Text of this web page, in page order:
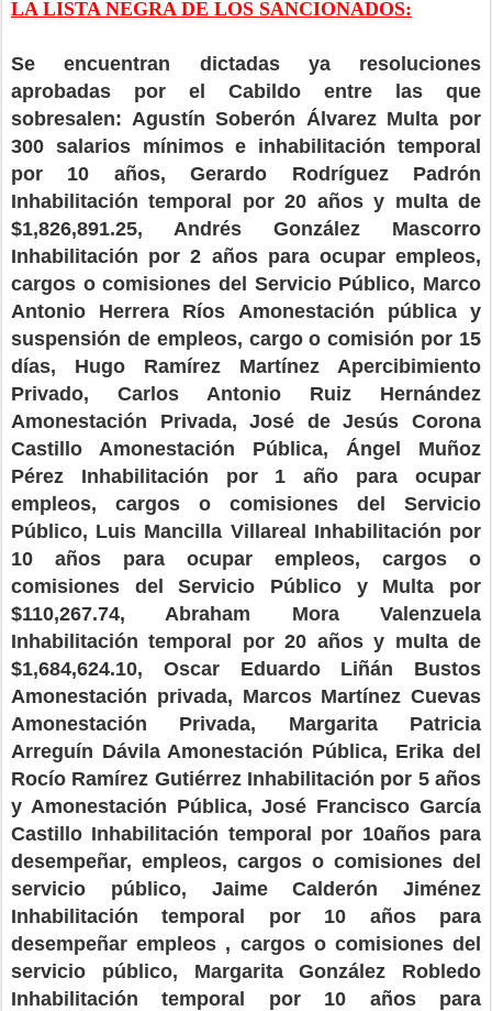
LA LISTA NEGRA DE LOS SANCIONADOS:
Se encuentran dictadas ya resoluciones
aprobadas por el Cabildo entre las que
sobresalen: Agustín Soberón Álvarez Multa por
300 salarios mínimos e inhabilitación temporal
por 10 años, Gerardo Rodríguez Padrón
Inhabilitación temporal por 20 años y multa de
$1,826,891.25, Andrés González Mascorro
Inhabilitación por 2 años para ocupar empleos,
cargos o comisiones del Servicio Público, Marco
Antonio Herrera Ríos Amonestación pública y
suspensión de empleos, cargo o comisión por 15
días, Hugo Ramírez Martínez Apercibimiento
Privado, Carlos Antonio Ruiz Hernández
Amonestación Privada, José de Jesús Corona
Castillo Amonestación Pública, Ángel Muñoz
Pérez Inhabilitación por 1 año para ocupar
empleos, cargos o comisiones del Servicio
Público, Luis Mancilla Villareal Inhabilitación por
10 años para ocupar empleos, cargos o
comisiones del Servicio Público y Multa por
$110,267.74, Abraham Mora Valenzuela
Inhabilitación temporal por 20 años y multa de
$1,684,624.10, Oscar Eduardo Liñán Bustos
Amonestación privada, Marcos Martínez Cuevas
Amonestación Privada, Margarita Patricia
Arreguín Dávila Amonestación Pública, Erika del
Rocío Ramírez Gutiérrez Inhabilitación por 5 años
y Amonestación Pública, José Francisco García
Castillo Inhabilitación temporal por 10años para
desempeñar, empleos, cargos o comisiones del
servicio público, Jaime Calderón Jiménez
Inhabilitación temporal por 10 años para
desempeñar empleos , cargos o comisiones del
servicio público, Margarita González Robledo
Inhabilitación temporal por 10 años para